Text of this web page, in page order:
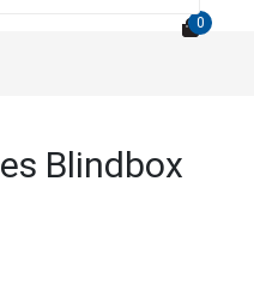
0
Blindbox